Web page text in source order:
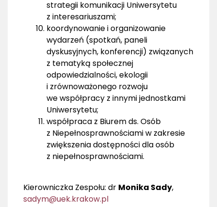
strategii komunikacji Uniwersytetu
z interesariuszami;
koordynowanie i organizowanie
wydarzeń (spotkań, paneli
dyskusyjnych, konferencji) związanych
z tematyką społecznej
odpowiedzialności, ekologii
i zrównoważonego rozwoju
we współpracy z innymi jednostkami
Uniwersytetu;
współpraca z Biurem ds. Osób
z Niepełnosprawnościami w zakresie
zwiększenia dostępności dla osób
z niepełnosprawnościami.
Kierowniczka Zespołu: dr Monika Sady,
sadym@uek.krakow.pl